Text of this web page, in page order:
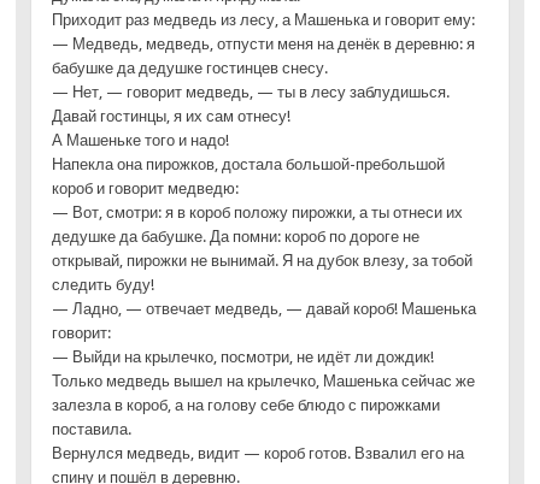
Приходит раз медведь из лесу, а Машенька и говорит ему:
— Медведь, медведь, отпусти меня на денёк в деревню: я
бабушке да дедушке гостинцев снесу.
— Нет, — говорит медведь, — ты в лесу заблудишься.
Давай гостинцы, я их сам отнесу!
А Машеньке того и надо!
Напекла она пирожков, достала большой-пребольшой
короб и говорит медведю:
— Вот, смотри: я в короб положу пирожки, а ты отнеси их
дедушке да бабушке. Да помни: короб по дороге не
открывай, пирожки не вынимай. Я на дубок влезу, за тобой
следить буду!
— Ладно, — отвечает медведь, — давай короб! Машенька
говорит:
— Выйди на крылечко, посмотри, не идёт ли дождик!
Только медведь вышел на крылечко, Машенька сейчас же
залезла в короб, а на голову себе блюдо с пирожками
поставила.
Вернулся медведь, видит — короб готов. Взвалил его на
спину и пошёл в деревню.